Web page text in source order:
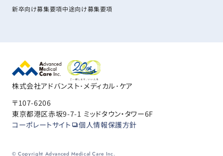
新卒向け募集要項中途向け募集要項
株式会社アドバンスト･メディカル･ケア
〒107-6206
東京都港区赤坂9-7-1 ミッドタウン・タワー6F
コーポレートサイト 個人情報保護方針
© Copyright Advanced Medical Care Inc.